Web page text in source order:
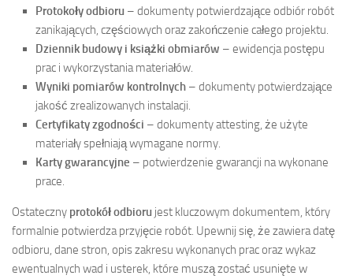
Protokoły odbioru – dokumenty potwierdzające odbiór robót
zanikających, częściowych oraz zakończenie całego projektu.
Dziennik budowy i książki obmiarów – ewidencja postępu
prac i wykorzystania materiałów.
Wyniki pomiarów kontrolnych – dokumenty potwierdzające
jakość zrealizowanych instalacji.
Certyfikaty zgodności – dokumenty attesting, że użyte
materiały spełniają wymagane normy.
Karty gwarancyjne – potwierdzenie gwarancji na wykonane
prace.
Ostateczny protokół odbioru jest kluczowym dokumentem, który
formalnie potwierdza przyjęcie robót. Upewnij się, że zawiera datę
odbioru, dane stron, opis zakresu wykonanych prac oraz wykaz
ewentualnych wad i usterek, które muszą zostać usunięte w